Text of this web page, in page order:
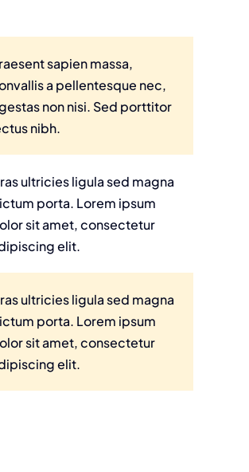
sapien massa,
a pellentesque nec,
non nisi. Sed porttitor
nibh.
ultricies ligula sed magna
porta. Lorem ipsum
sit amet, consectetur
elit.
ultricies ligula sed magna
porta. Lorem ipsum
sit amet, consectetur
elit.